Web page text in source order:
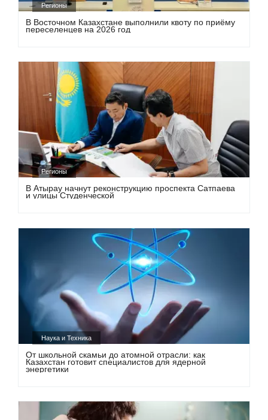
Регионы
В Восточном Казахстане выполнили квоту по приёму
переселенцев на 2026 год
Регионы
В Атырау начнут реконструкцию проспекта Сатпаева
и улицы Студенческой
Наука и Техника
От школьной скамьи до атомной отрасли: как
Казахстан готовит специалистов для ядерной
энергетики